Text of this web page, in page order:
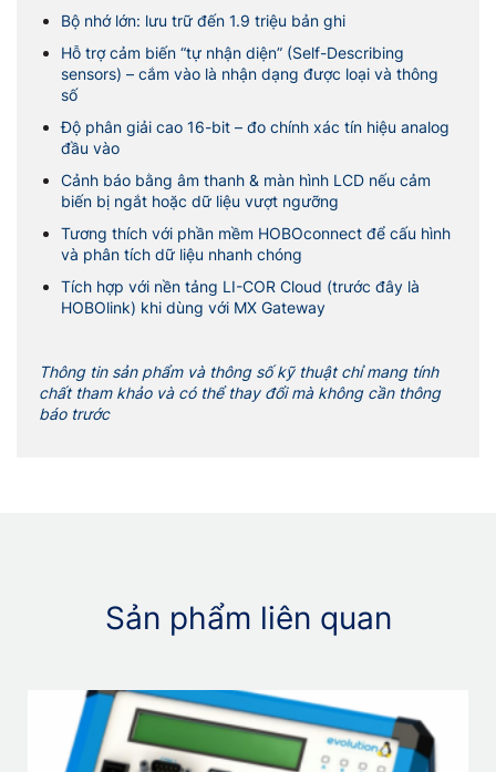
Bộ nhớ lớn: lưu trữ đến 1.9 triệu bản ghi
Hỗ trợ cảm biến “tự nhận diện” (Self-Describing
sensors) – cắm vào là nhận dạng được loại và thông
số
Độ phân giải cao 16-bit – đo chính xác tín hiệu analog
đầu vào
Cảnh báo bằng âm thanh & màn hình LCD nếu cảm
biến bị ngắt hoặc dữ liệu vượt ngưỡng
Tương thích với phần mềm HOBOconnect để cấu hình
và phân tích dữ liệu nhanh chóng
Tích hợp với nền tảng LI-COR Cloud (trước đây là
HOBOlink) khi dùng với MX Gateway
Thông tin sản phẩm và thông số kỹ thuật chỉ mang tính
chất tham khảo và có thể thay đổi mà không cần thông
báo trước
Sản phẩm liên quan